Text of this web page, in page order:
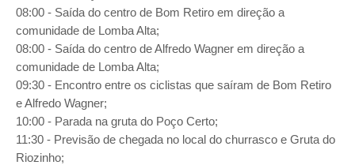
08:00 - Saída do centro de Bom Retiro em direção a
comunidade de Lomba Alta;
08:00 - Saída do centro de Alfredo Wagner em direção a
comunidade de Lomba Alta;
09:30 - Encontro entre os ciclistas que saíram de Bom Retiro
e Alfredo Wagner;
10:00 - Parada na gruta do Poço Certo;
11:30 - Previsão de chegada no local do churrasco e Gruta do
Riozinho;